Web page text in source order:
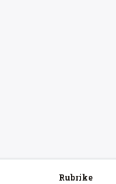
Rubrike